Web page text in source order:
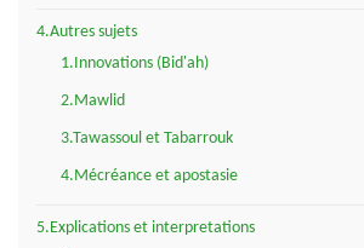
4.Autres sujets
1.Innovations (Bid'ah)
2.Mawlid
3.Tawassoul et Tabarrouk
4.Mécréance et apostasie
5.Explications et interpretations